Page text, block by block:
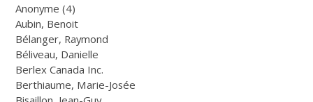
Anonyme (4)
Aubin, Benoit
Bélanger, Raymond
Béliveau, Danielle
Berlex Canada Inc.
Berthiaume, Marie-Josée